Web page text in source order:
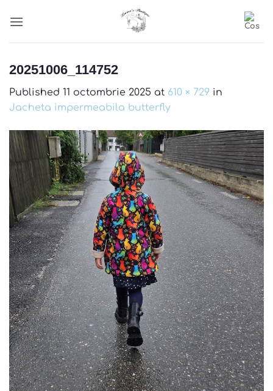
20251006_114752
Published 11 octombrie 2025 at 610 × 729 in
Jacheta impermeabila butterfly